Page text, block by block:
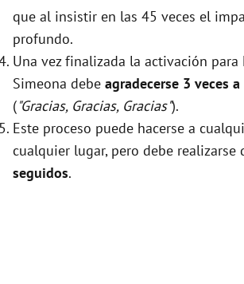
que al insistir en las 45 veces el
profundo.
Una vez finalizada la activación para
Simeona debe agradecerse 3 veces
("Gracias, Gracias, Gracias").
Este proceso puede hacerse a
cualquier lugar, pero debe realizarse
seguidos.